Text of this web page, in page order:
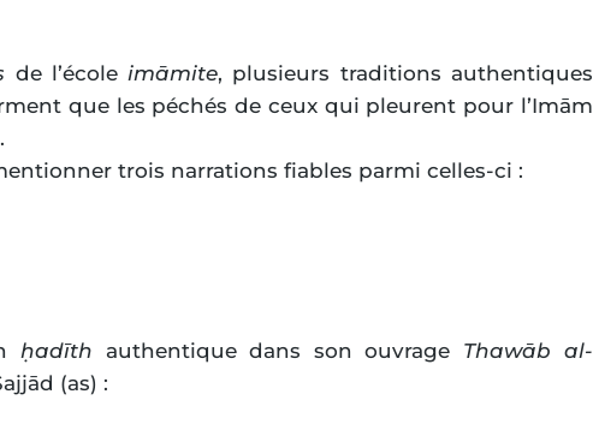
de l’école imāmite, plusieurs traditions authentiques
que les péchés de ceux qui pleurent pour l’Imām
trois narrations fiables parmi celles-ci :
ḥadīth authentique dans son ouvrage Thawāb al-
(as) :